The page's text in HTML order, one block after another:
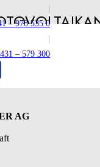
– 978 535 0
– 579 300
AG